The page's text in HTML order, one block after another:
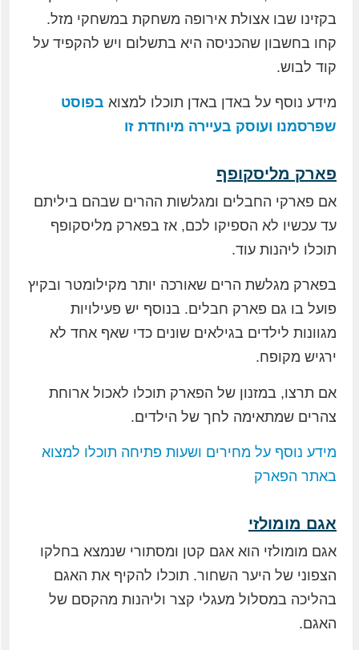
בקזינו שבו אצולת אירופה משחקת במשחקי מזל.
קחו בחשבון שהכניסה היא בתשלום ויש להקפיד על
קוד לבוש.
מידע נוסף על באדן באדן תוכלו למצואבפוסט
שפרסמנו ועוסק בעיירה מיוחדת זו
פארק מליסקופף
אם פארקי החבלים ומגלשות ההרים שבהם ביליתם
עד עכשיו לא הספיקו לכם, אז בפארק מליסקופף
תוכלו ליהנות עוד.
בפארק מגלשת הרים שאורכה יותר מקילומטר ובקיץ
פועל בו גם פארק חבלים. בנוסף יש פעילויות
מגוונות לילדים בגילאים שונים כדי שאף אחד לא
ירגיש מקופח.
אם תרצו, במזנון של הפארק תוכלו לאכול ארוחת
צהרים שמתאימה לחך של הילדים.
מידע נוסף על מחירים ושעות פתיחה תוכלו למצוא
באתר הפארק
אגם מומולזי
אגם מומולזי הוא אגם קטן ומסתורי שנמצא בחלקו
הצפוני של היער השחור. תוכלו להקיף את האגם
בהליכה במסלול מעגלי קצר וליהנות מהקסם של
האגם.